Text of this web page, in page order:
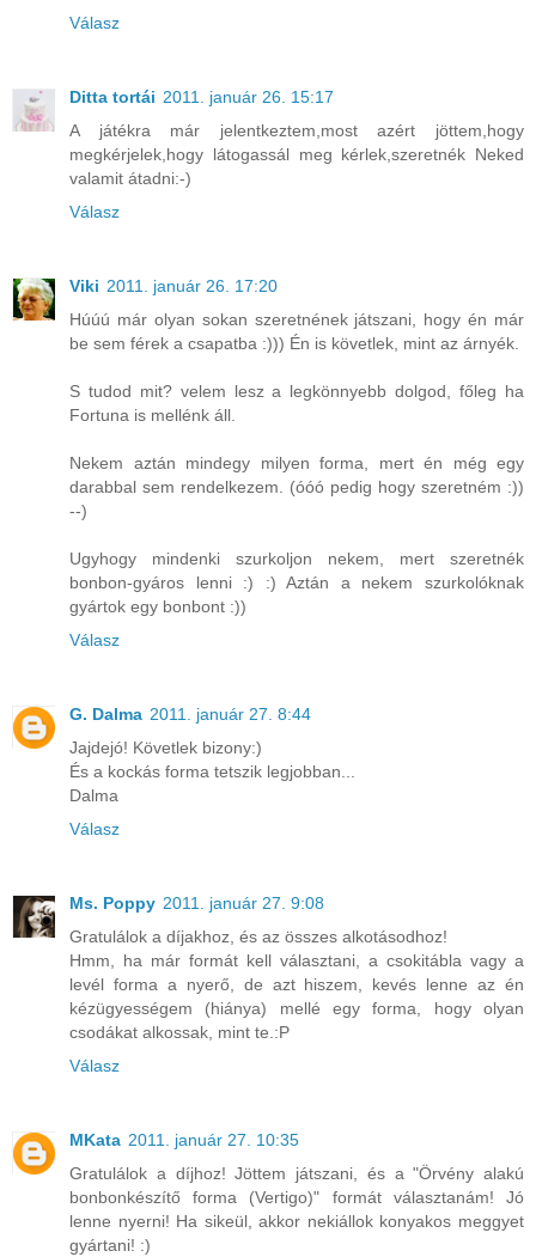
Válasz
Ditta tortái 2011. január 26. 15:17
A játékra már jelentkeztem,most azért jöttem,hogy
megkérjelek,hogy látogassál meg kérlek,szeretnék Neked
valamit átadni:-)
Válasz
Viki 2011. január 26. 17:20
Húúú már olyan sokan szeretnének játszani, hogy én már
be sem férek a csapatba :))) Én is követlek, mint az árnyék.
S tudod mit? velem lesz a legkönnyebb dolgod, főleg ha
Fortuna is mellénk áll.
Nekem aztán mindegy milyen forma, mert én még egy
darabbal sem rendelkezem. (óóó pedig hogy szeretném :))
--)
Ugyhogy mindenki szurkoljon nekem, mert szeretnék
bonbon-gyáros lenni :) :) Aztán a nekem szurkolóknak
gyártok egy bonbont :))
Válasz
G. Dalma 2011. január 27. 8:44
Jajdejó! Követlek bizony:)
És a kockás forma tetszik legjobban...
Dalma
Válasz
Ms. Poppy 2011. január 27. 9:08
Gratulálok a díjakhoz, és az összes alkotásodhoz!
Hmm, ha már formát kell választani, a csokitábla vagy a
levél forma a nyerő, de azt hiszem, kevés lenne az én
kézügyességem (hiánya) mellé egy forma, hogy olyan
csodákat alkossak, mint te.:P
Válasz
MKata 2011. január 27. 10:35
Gratulálok a díjhoz! Jöttem játszani, és a "Örvény alakú
bonbonkészítő forma (Vertigo)" formát választanám! Jó
lenne nyerni! Ha sikeül, akkor nekiállok konyakos meggyet
gyártani! :)